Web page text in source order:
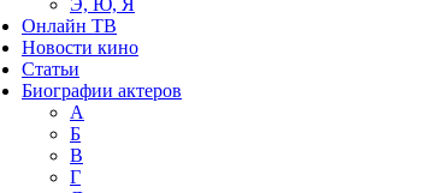
Э, Ю, Я
Онлайн ТВ
Новости кино
Статьи
Биографии актеров
А
Б
В
Г